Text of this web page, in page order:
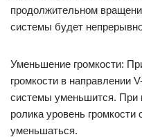
продолжительном
системы будет
Уменьшение громкости:
громкости в направлении
системы уменьшится. При
ролика уровень
уменьшаться.